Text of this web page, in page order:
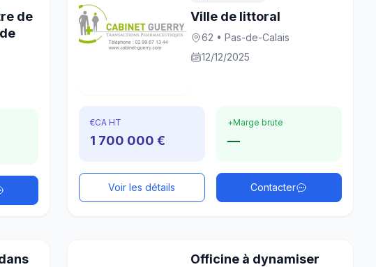
de
Ville de littoral
62 • Pas-de-Calais
12/12/2025
€CA HT
1 700 000 €
+Marge brute
—
Voir les détails Contacter
Officine à dynamiser